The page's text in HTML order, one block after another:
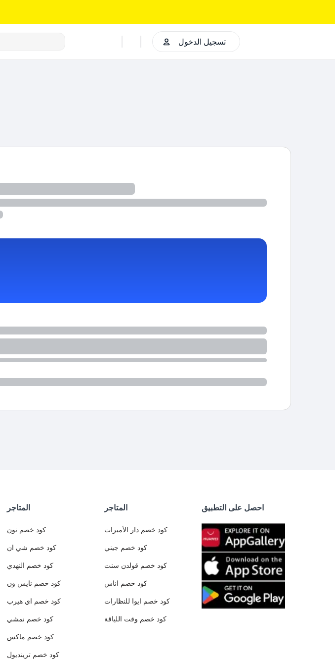
تسجيل الدخول
المتاجر
كود خصم نون
كود خصم شي ان
كود خصم النهدي
كود خصم نايس ون
كود خصم اي هيرب
كود خصم نمشي
كود خصم ماكس
كود خصم ترينديول
المتاجر
كود خصم دار الأميرات
كود خصم جيني
كود خصم قولدن سنت
كود خصم اناس
كود خصم ايوا للنظارات
كود خصم وقت اللياقة
احصل على التطبيق